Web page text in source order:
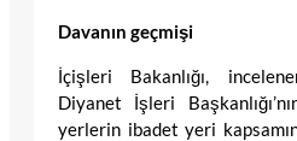
Davanın geçmişi
İçişleri Bakanlığı,
Diyanet İşleri
yerlerin ibadet yeri